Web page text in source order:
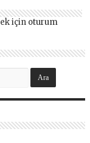
için oturum